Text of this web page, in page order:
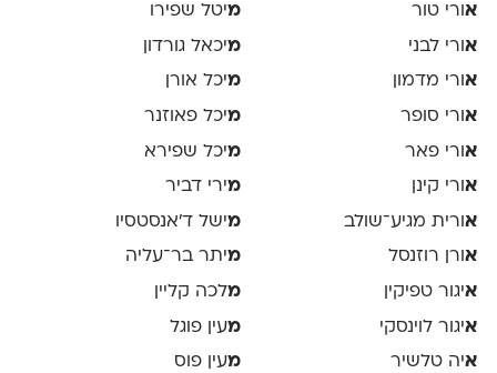
אורי טור
אורי לבני
אורי מדמון
אורי סופר
אורי פאר
אורי קינן
אורית מגיע־שולב
אורן רוזנסל
איגור טפיקין
איגור לוינסקי
איה טלשיר
מיטל שפירו
מיכאל גורדון
מיכל אורן
מיכל פאוזנר
מיכל שפירא
מירי דביר
מישל ד׳אנסטסיו
מיתר בר־עליה
מלכה קליין
מעין פוגל
מעין פוס